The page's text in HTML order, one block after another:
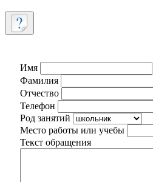
Имя
Фамилия
Отчество
Телефон
Род занятий
Место работы или учебы
Текст обращения